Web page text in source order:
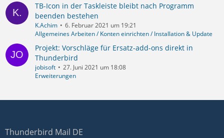
TB-Icon in der Taskleiste bleibt nach Programm
beenden bestehen
K.Achim
6. Februar 2021 um 19:21
Allgemeines Arbeiten / Konten einrichten / Installation & Update
Projekt: Vorschläge für Ersatz-add-ons direkt in
Thunderbird
jobisoft
27. Juni 2021 um 18:08
Erweiterungen
Thunderbird Mail DE